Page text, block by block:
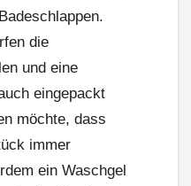
die
und eine
eingepackt
möchte, dass
immer
ein Waschgel